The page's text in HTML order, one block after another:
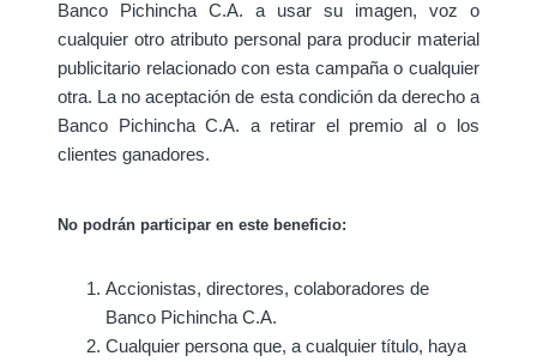
Banco Pichincha C.A. a usar su imagen, voz o
cualquier otro atributo personal para producir material
publicitario relacionado con esta campaña o cualquier
otra. La no aceptación de esta condición da derecho a
Banco Pichincha C.A. a retirar el premio al o los
clientes ganadores.
No podrán participar en este beneficio:
Accionistas, directores, colaboradores de
Banco Pichincha C.A.
Cualquier persona que, a cualquier título, haya